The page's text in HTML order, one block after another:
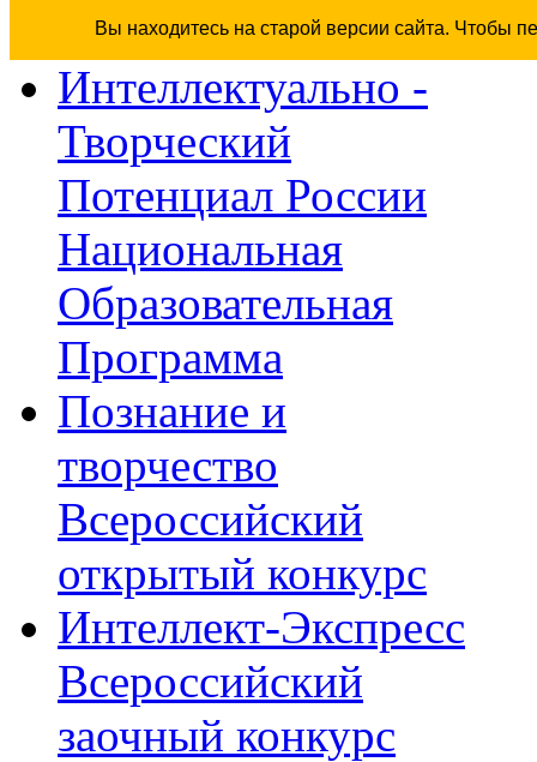
Вы находитесь на старой версии сайта. Чтобы
Интеллектуально -
Творческий
Потенциал России
Национальная
Образовательная
Программа
Познание и
творчество
Всероссийский
открытый конкурс
Интеллект-Экспресс
Всероссийский
заочный конкурс